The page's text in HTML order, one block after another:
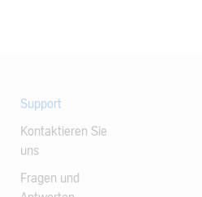
Support
Kontaktieren Sie
uns
Fragen und